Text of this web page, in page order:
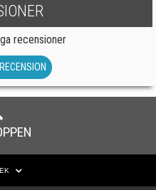
recensioner